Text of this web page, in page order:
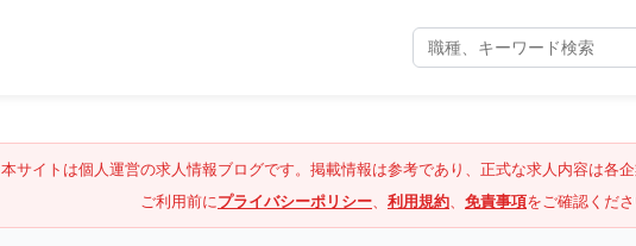
本サイトは個人運営の求人情報ブログです。掲載情報は参考であり、正式な求人内容は各
ご利用前にプライバシーポリシー、 利用規約、 免責事項をご確認くださ